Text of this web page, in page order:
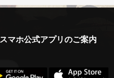
スマホ公式アプリのご案内